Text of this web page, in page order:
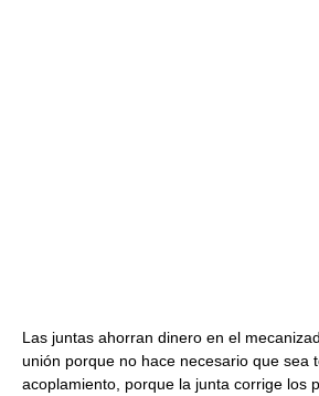
Las juntas ahorran dinero en el
unión porque no hace necesario que sea
acoplamiento, porque la junta corrige los